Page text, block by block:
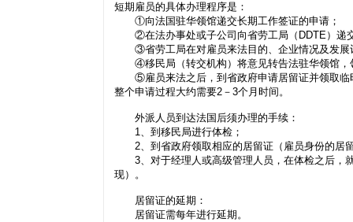
短期雇员的具体办理程序是：
①向法国驻华领馆递交长期工作签证的申请；
②在法办事处或子公司向省劳工局（DDTE）递
③省劳工局在对雇员来法目的、企业情况及发展
④移民局（转交机构）将意见转告法驻华领馆，
⑤雇员来法之后，到省政府申请居留证并领取临
整个申请过程大约需要2－3个月时间。
外派人员到达法国后须办理的手续：
1、到移民局进行体检；
2、到省政府领取相应的居留证（雇员身份的居
3、对于经理人或高级管理人员，在体检之后，
现）。
居留证的延期：
居留证需每年进行延期。